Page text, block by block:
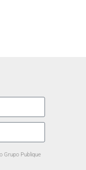
Grupo Publique